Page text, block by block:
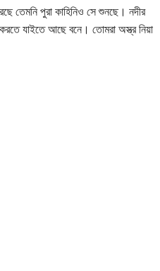
তেমনি পুরা কাহিনিও সে শুনছে। নদীর
করতে যাইতে আছে বনে। তোমরা অস্ত্র নিয়া